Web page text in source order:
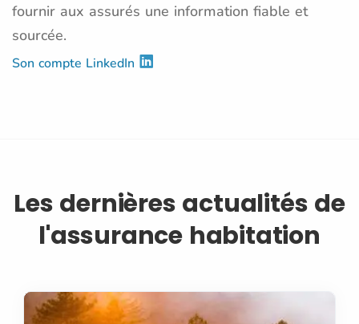
fournir aux assurés une information fiable et
sourcée.
Son compte LinkedIn
Les dernières actualités de
l'assurance habitation